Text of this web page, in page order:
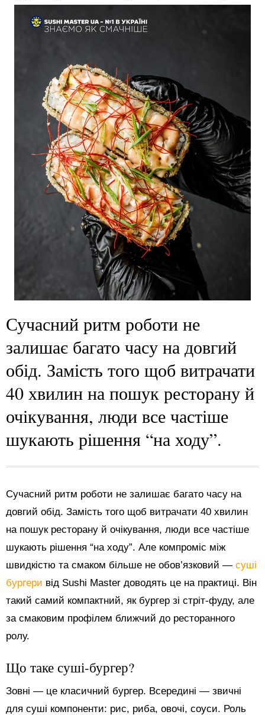
Сучасний ритм роботи не
залишає багато часу на довгий
обід. Замість того щоб витрачати
40 хвилин на пошук ресторану й
очікування, люди все частіше
шукають рішення “на ходу”.
Сучасний ритм роботи не залишає багато часу на
довгий обід. Замість того щоб витрачати 40 хвилин
на пошук ресторану й очікування, люди все частіше
шукають рішення “на ходу”. Але компроміс між
швидкістю та смаком більше не обов’язковий — суші
бургери від Sushi Master доводять це на практиці. Він
такий самий компактний, як бургер зі стріт-фуду, але
за смаковим профілем ближчий до ресторанного
ролу.
Що таке суші-бургер?
Зовні — це класичний бургер. Всередині — звичні
для суші компоненти: рис, риба, овочі, соуси. Роль